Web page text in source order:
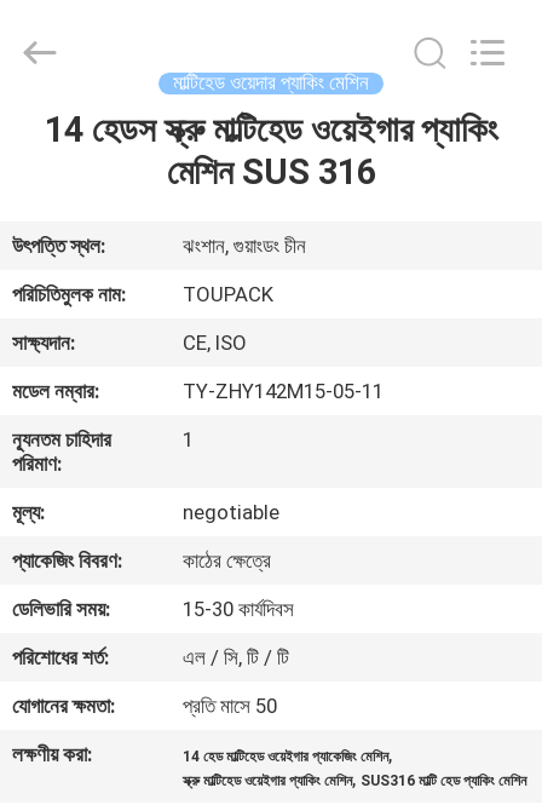
আমাদের
সম্পর্কে
ফ্যাক্টরি
ট্যুর
মান
নিয়ন্ত্রণ
আমাদের
সাথে
যোগাযোগ
করুন
Reserved.
মাল্টিহেড ওয়েদার প্যাকিং মেশিন
14 হেডস স্ক্রু মাল্টিহেড ওয়েইগার প্যাকিং
মেশিন SUS 316
উৎপত্তি স্থল:
ঝংশান, গুয়াংডং চীন
পরিচিতিমুলক নাম:
TOUPACK
সাক্ষ্যদান:
CE, ISO
মডেল নম্বার:
TY-ZHY142M15-05-11
ন্যূনতম চাহিদার
পরিমাণ:
1
মূল্য:
negotiable
প্যাকেজিং বিবরণ:
কাঠের ক্ষেত্রে
ডেলিভারি সময়:
15-30 কার্যদিবস
পরিশোধের শর্ত:
এল / সি, টি / টি
যোগানের ক্ষমতা:
প্রতি মাসে 50
লক্ষণীয় করা:
14 হেড মাল্টিহেড ওয়েইগার প্যাকেজিং মেশিন,
স্ক্রু মাল্টিহেড ওয়েইগার প্যাকিং মেশিন, SUS316 মাল্টি হেড প্যাকিং মেশিন